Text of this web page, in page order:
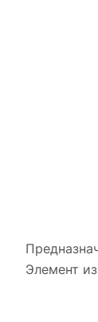
Элемент